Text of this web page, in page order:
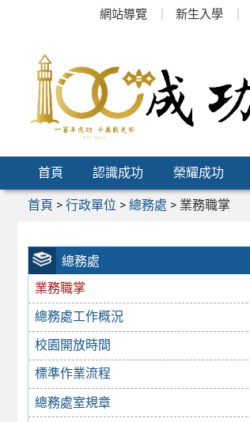
網站導覽 新生入學
首頁 認識成功 榮耀成功
首頁 > 行政單位 > 總務處 > 業務職掌
總務處
業務職掌
總務處工作概況
校園開放時間
標準作業流程
總務處室規章